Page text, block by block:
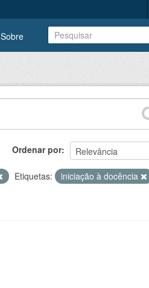
Sobre
Ordenar por
Etiquetas:
iniciação à docência